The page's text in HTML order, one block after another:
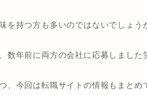
を持つ方も多いのではないでしょう
数年前に両方の会社に応募しました
、今回は転職サイトの情報もまとめ